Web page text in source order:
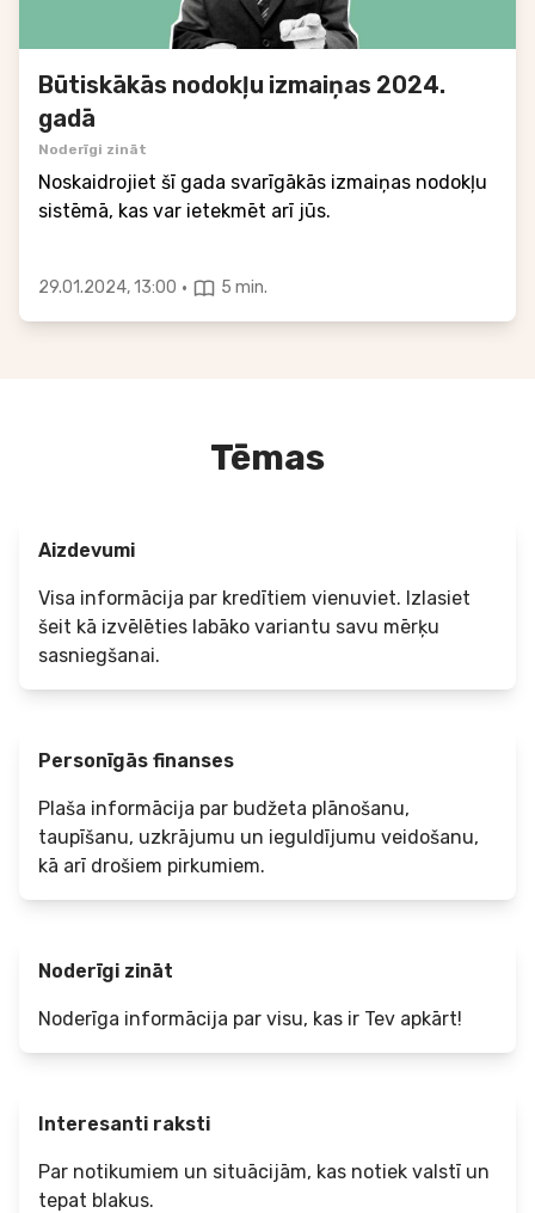
Būtiskākās nodokļu izmaiņas 2024.
gadā
Noderīgi zināt
Noskaidrojiet šī gada svarīgākās izmaiņas nodokļu
sistēmā, kas var ietekmēt arī jūs.
29.01.2024, 13:00 · 5 min.
Tēmas
Aizdevumi
Visa informācija par kredītiem vienuviet. Izlasiet
šeit kā izvēlēties labāko variantu savu mērķu
sasniegšanai.
Personīgās finanses
Plaša informācija par budžeta plānošanu,
taupīšanu, uzkrājumu un ieguldījumu veidošanu,
kā arī drošiem pirkumiem.
Noderīgi zināt
Noderīga informācija par visu, kas ir Tev apkārt!
Interesanti raksti
Par notikumiem un situācijām, kas notiek valstī un
tepat blakus.